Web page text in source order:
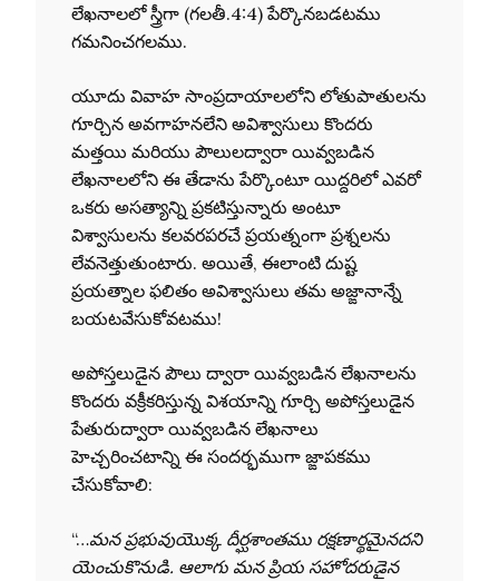
లేఖనాలలో స్త్రీగా (గలతీ.4:4) పేర్కొనబడటము
గమనించగలము.
యూదు వివాహ సాంప్రదాయాలలోని లోతుపాతులను
గూర్చిన అవగాహనలేని అవిశ్వాసులు కొందరు
మత్తయి మరియు పౌలులద్వారా యివ్వబడిన
లేఖనాలలోని ఈ తేడాను పేర్కొంటూ యిద్దరిలో ఎవరో
ఒకరు అసత్యాన్ని ప్రకటిస్తున్నారు అంటూ
విశ్వాసులను కలవరపరచే ప్రయత్నంగా ప్రశ్నలను
లేవనెత్తుతుంటారు. అయితే, ఈలాంటి దుష్ట
ప్రయత్నాల ఫలితం అవిశ్వాసులు తమ అజ్ఙానాన్నే
బయటవేసుకోవటము!
అపోస్తలుడైన పౌలు ద్వారా యివ్వబడిన లేఖనాలను
కొందరు వక్రీకరిస్తున్న విశయాన్ని గూర్చి అపోస్తలుడైన
పేతురుద్వారా యివ్వబడిన లేఖనాలు
హెచ్చరించటాన్ని ఈ సందర్భముగా జ్ఙాపకము
చేసుకోవాలి:
“…మన ప్రభువుయొక్క దీర్ఘశాంతము రక్షణార్థమైనదని
యెంచుకొనుడి. ఆలాగు మన ప్రియ సహోదరుడైన